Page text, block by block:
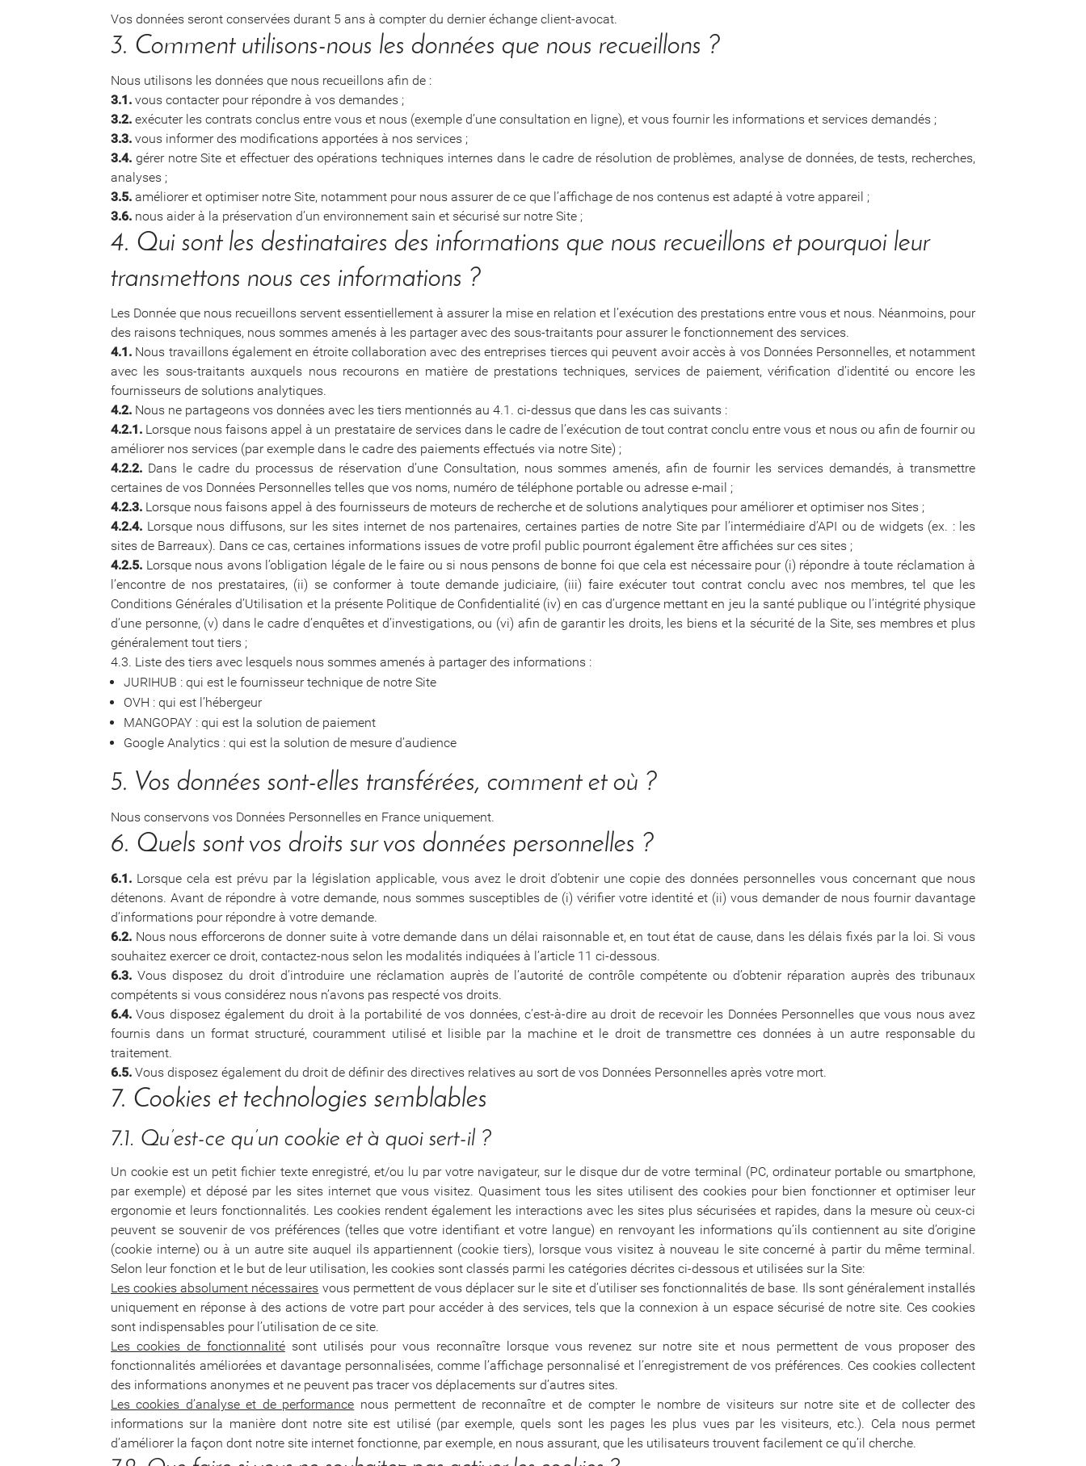
Vos données seront conservées durant 5 ans à compter du dernier échange client-avocat.
3. Comment utilisons-nous les données que nous recueillons ?
Nous utilisons les données que nous recueillons afin de :
3.1. vous contacter pour répondre à vos demandes ;
3.2. exécuter les contrats conclus entre vous et nous (exemple d’une consultation en ligne), et vous fournir les informations et services demandés ;
3.3. vous informer des modifications apportées à nos services ;
3.4. gérer notre Site et effectuer des opérations techniques internes dans le cadre de résolution de problèmes, analyse de données, de tests, recherches,
analyses ;
3.5. améliorer et optimiser notre Site, notamment pour nous assurer de ce que l’affichage de nos contenus est adapté à votre appareil ;
3.6. nous aider à la préservation d’un environnement sain et sécurisé sur notre Site ;
4. Qui sont les destinataires des informations que nous recueillons et pourquoi leur
transmettons nous ces informations ?
Les Donnée que nous recueillons servent essentiellement à assurer la mise en relation et l’exécution des prestations entre vous et nous. Néanmoins, pour
des raisons techniques, nous sommes amenés à les partager avec des sous-traitants pour assurer le fonctionnement des services.
4.1. Nous travaillons également en étroite collaboration avec des entreprises tierces qui peuvent avoir accès à vos Données Personnelles, et notamment
avec les sous-traitants auxquels nous recourons en matière de prestations techniques, services de paiement, vérification d’identité ou encore les
fournisseurs de solutions analytiques.
4.2. Nous ne partageons vos données avec les tiers mentionnés au 4.1. ci-dessus que dans les cas suivants :
4.2.1. Lorsque nous faisons appel à un prestataire de services dans le cadre de l’exécution de tout contrat conclu entre vous et nous ou afin de fournir ou
améliorer nos services (par exemple dans le cadre des paiements effectués via notre Site) ;
4.2.2. Dans le cadre du processus de réservation d’une Consultation, nous sommes amenés, afin de fournir les services demandés, à transmettre
certaines de vos Données Personnelles telles que vos noms, numéro de téléphone portable ou adresse e-mail ;
4.2.3. Lorsque nous faisons appel à des fournisseurs de moteurs de recherche et de solutions analytiques pour améliorer et optimiser nos Sites ;
4.2.4. Lorsque nous diffusons, sur les sites internet de nos partenaires, certaines parties de notre Site par l’intermédiaire d’API ou de widgets (ex. : les
sites de Barreaux). Dans ce cas, certaines informations issues de votre profil public pourront également être affichées sur ces sites ;
4.2.5. Lorsque nous avons l’obligation légale de le faire ou si nous pensons de bonne foi que cela est nécessaire pour (i) répondre à toute réclamation à
l’encontre de nos prestataires, (ii) se conformer à toute demande judiciaire, (iii) faire exécuter tout contrat conclu avec nos membres, tel que les
Conditions Générales d’Utilisation et la présente Politique de Confidentialité (iv) en cas d’urgence mettant en jeu la santé publique ou l’intégrité physique
d’une personne, (v) dans le cadre d’enquêtes et d’investigations, ou (vi) afin de garantir les droits, les biens et la sécurité de la Site, ses membres et plus
généralement tout tiers ;
4.3. Liste des tiers avec lesquels nous sommes amenés à partager des informations :
JURIHUB : qui est le fournisseur technique de notre Site
OVH : qui est l’hébergeur
MANGOPAY : qui est la solution de paiement
Google Analytics : qui est la solution de mesure d’audience
5. Vos données sont-elles transférées, comment et où ?
Nous conservons vos Données Personnelles en France uniquement.
6. Quels sont vos droits sur vos données personnelles ?
6.1. Lorsque cela est prévu par la législation applicable, vous avez le droit d’obtenir une copie des données personnelles vous concernant que nous
détenons. Avant de répondre à votre demande, nous sommes susceptibles de (i) vérifier votre identité et (ii) vous demander de nous fournir davantage
d’informations pour répondre à votre demande.
6.2. Nous nous efforcerons de donner suite à votre demande dans un délai raisonnable et, en tout état de cause, dans les délais fixés par la loi. Si vous
souhaitez exercer ce droit, contactez-nous selon les modalités indiquées à l’article 11 ci-dessous.
6.3. Vous disposez du droit d’introduire une réclamation auprès de l’autorité de contrôle compétente ou d’obtenir réparation auprès des tribunaux
compétents si vous considérez nous n’avons pas respecté vos droits.
6.4. Vous disposez également du droit à la portabilité de vos données, c’est-à-dire au droit de recevoir les Données Personnelles que vous nous avez
fournis dans un format structuré, couramment utilisé et lisible par la machine et le droit de transmettre ces données à un autre responsable du
traitement.
6.5. Vous disposez également du droit de définir des directives relatives au sort de vos Données Personnelles après votre mort.
7. Cookies et technologies semblables
7.1. Qu’est-ce qu’un cookie et à quoi sert-il ?
Un cookie est un petit fichier texte enregistré, et/ou lu par votre navigateur, sur le disque dur de votre terminal (PC, ordinateur portable ou smartphone,
par exemple) et déposé par les sites internet que vous visitez. Quasiment tous les sites utilisent des cookies pour bien fonctionner et optimiser leur
ergonomie et leurs fonctionnalités. Les cookies rendent également les interactions avec les sites plus sécurisées et rapides, dans la mesure où ceux-ci
peuvent se souvenir de vos préférences (telles que votre identifiant et votre langue) en renvoyant les informations qu’ils contiennent au site d’origine
(cookie interne) ou à un autre site auquel ils appartiennent (cookie tiers), lorsque vous visitez à nouveau le site concerné à partir du même terminal.
Selon leur fonction et le but de leur utilisation, les cookies sont classés parmi les catégories décrites ci-dessous et utilisées sur la Site:
Les cookies absolument nécessaires vous permettent de vous déplacer sur le site et d’utiliser ses fonctionnalités de base. Ils sont généralement installés
uniquement en réponse à des actions de votre part pour accéder à des services, tels que la connexion à un espace sécurisé de notre site. Ces cookies
sont indispensables pour l’utilisation de ce site.
Les cookies de fonctionnalitésont utilisés pour vous reconnaître lorsque vous revenez sur notre site et nous permettent de vous proposer des
fonctionnalités améliorées et davantage personnalisées, comme l’affichage personnalisé et l’enregistrement de vos préférences. Ces cookies collectent
des informations anonymes et ne peuvent pas tracer vos déplacements sur d’autres sites.
Les cookies d’analyse et de performance nous permettent de reconnaître et de compter le nombre de visiteurs sur notre site et de collecter des
informations sur la manière dont notre site est utilisé (par exemple, quels sont les pages les plus vues par les visiteurs, etc.). Cela nous permet
d’améliorer la façon dont notre site internet fonctionne, par exemple, en nous assurant, que les utilisateurs trouvent facilement ce qu’il cherche.